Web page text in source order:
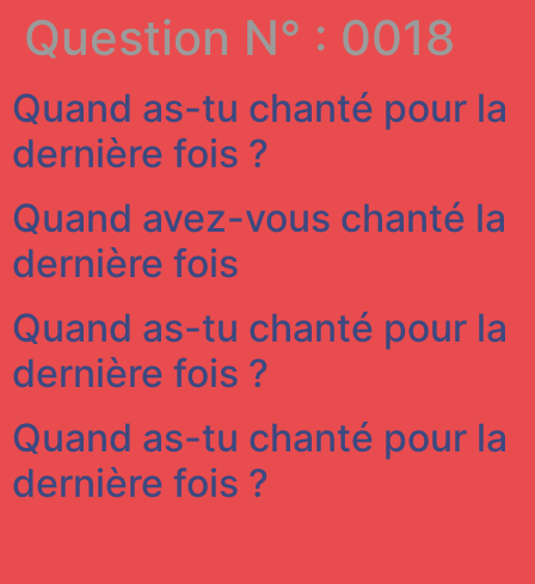
Question N° : 0018
Quand as-tu chanté pour la
dernière fois ?
Quand avez-vous chanté la
dernière fois
Quand as-tu chanté pour la
dernière fois ?
Quand as-tu chanté pour la
dernière fois ?